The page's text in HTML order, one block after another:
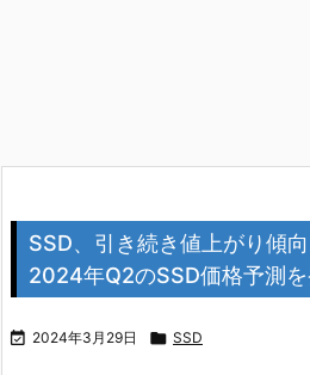
SSD、引き続き値上がり傾
2024年Q2のSSD価格予測
 2024年3月29日  SSD